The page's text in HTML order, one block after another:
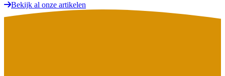
Bekijk al onze artikelen